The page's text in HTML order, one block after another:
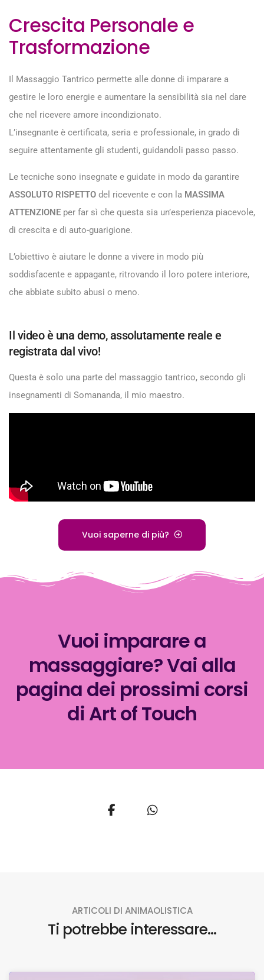
Crescita Personale e
Trasformazione
Il Massaggio Tantrico permette alle donne di imparare a
gestire le loro energie e aumentare la sensibilità sia nel dare
che nel ricevere amore incondizionato.
L’insegnante è certificata, seria e professionale, in grado di
seguire attentamente gli studenti, guidandoli passo passo.
Le tecniche sono insegnate e guidate in modo da garantire
ASSOLUTO RISPETTO del ricevente e con la MASSIMA
ATTENZIONE per far sì che questa sia un’esperienza piacevole,
di crescita e di auto-guarigione.
L’obiettivo è aiutare le donne a vivere in modo più
soddisfacente e appagante, ritrovando il loro potere interiore,
che abbiate subito abusi o meno.
Il video è una demo, assolutamente reale e
registrata dal vivo!
Questa è solo una parte del massaggio tantrico, secondo gli
insegnamenti di Somananda, il mio maestro.
Vuoi saperne di più?
Vuoi imparare a
massaggiare? Vai alla
pagina dei prossimi corsi
di Art of Touch
ARTICOLI DI ANIMAOLISTICA
Ti potrebbe interessare...